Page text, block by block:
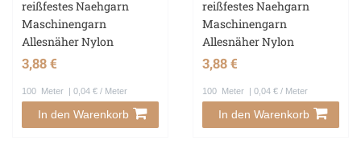
reißfestes Naehgarn
Maschinengarn
Allesnäher Nylon
3,88 €
100 Meter | 0,04 € / Meter
In den Warenkorb
reißfestes Naehgarn
Maschinengarn
Allesnäher Nylon
3,88 €
100 Meter | 0,04 € / Meter
In den Warenkorb